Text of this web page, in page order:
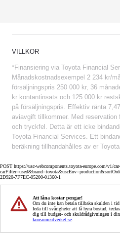
VILLKOR
*Finansiering via Toyota Financial
Månadskostnadsexempel 2 234 kr/
försäljningspris 250 000 kr, 36
kr kontantinsats och 125 000 kr
på försäljningspris. Effektiv ränta
aviavgift tillkommer. Med reservation
och tryckfel. Detta är ett icke
Toyota Financial Services. Ett
beräkning tillhandahålles av er
POST https://usc-webcomponents.toyota-europe.com/v1/
2D920-7F7EC-05200-01360-1
Att låna kostar pengar!
Om du inte kan betala tillbaka skulden i
leda till svårigheter att få hyra bostad,
dig till budget- och skuldrådgivningen i
konsumentverket.se.